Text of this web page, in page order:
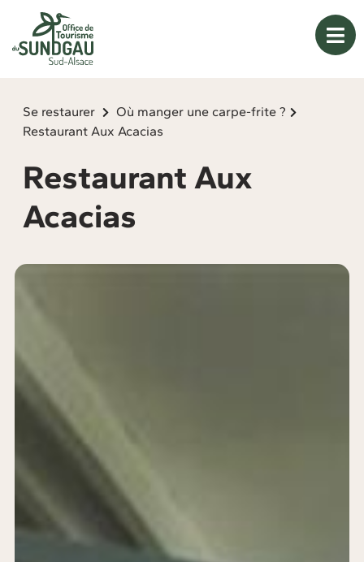
Se restaurer
Où manger une carpe-frite ?
Restaurant Aux Acacias
Restaurant Aux
Acacias
Panneau de gestion des cookies